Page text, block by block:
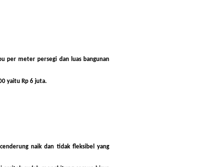
per meter persegi dan luas bangunan
yaitu Rp 6 juta.
naik dan tidak fleksibel yang